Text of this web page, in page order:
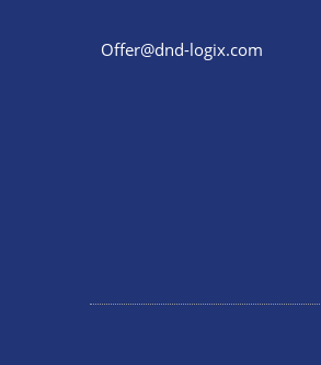
Offer@dnd-logix.com